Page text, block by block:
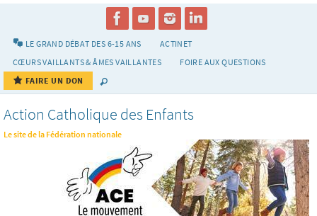
LE GRAND DÉBAT DES 6-15 ANS
ACTINET
CŒURS VAILLANTS & ÂMES VAILLANTES
FOIRE AUX QUESTIONS
FAIRE UN DON
Action Catholique des Enfants
Le site de la Fédération nationale